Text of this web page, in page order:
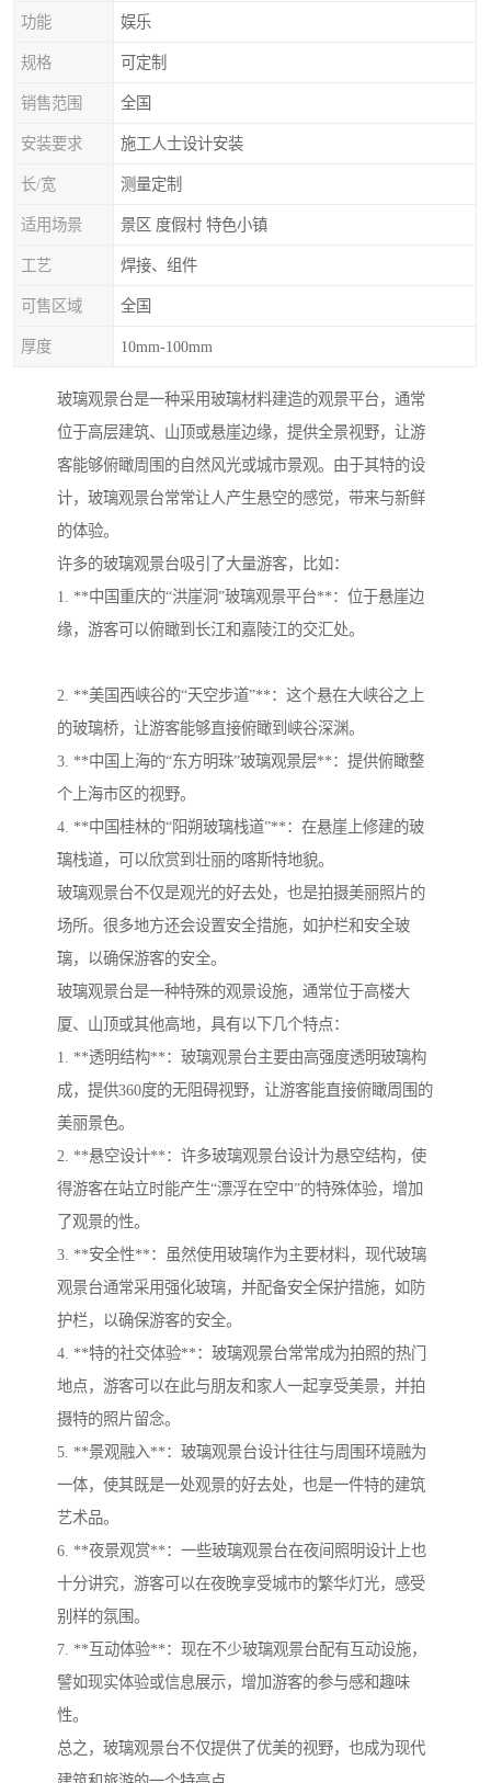
功能 娱乐
规格 可定制
销售范围 全国
安装要求 施工人士设计安装
长/宽 测量定制
适用场景 景区 度假村 特色小镇
工艺 焊接、组件
可售区域 全国
厚度 10mm-100mm
玻璃观景台是一种采用玻璃材料建造的观景平台，通常
位于高层建筑、山顶或悬崖边缘，提供全景视野，让游
客能够俯瞰周围的自然风光或城市景观。由于其特的设
计，玻璃观景台常常让人产生悬空的感觉，带来与新鲜
的体验。
许多的玻璃观景台吸引了大量游客，比如：
1. **中国重庆的“洪崖洞”玻璃观景平台**：位于悬崖边
缘，游客可以俯瞰到长江和嘉陵江的交汇处。
2. **美国西峡谷的“天空步道”**：这个悬在大峡谷之上
的玻璃桥，让游客能够直接俯瞰到峡谷深渊。
3. **中国上海的“东方明珠”玻璃观景层**：提供俯瞰整
个上海市区的视野。
4. **中国桂林的“阳朔玻璃栈道”**：在悬崖上修建的玻
璃栈道，可以欣赏到壮丽的喀斯特地貌。
玻璃观景台不仅是观光的好去处，也是拍摄美丽照片的
场所。很多地方还会设置安全措施，如护栏和安全玻
璃，以确保游客的安全。
玻璃观景台是一种特殊的观景设施，通常位于高楼大
厦、山顶或其他高地，具有以下几个特点：
1. **透明结构**：玻璃观景台主要由高强度透明玻璃构
成，提供360度的无阻碍视野，让游客能直接俯瞰周围的
美丽景色。
2. **悬空设计**：许多玻璃观景台设计为悬空结构，使
得游客在站立时能产生“漂浮在空中”的特殊体验，增加
了观景的性。
3. **安全性**：虽然使用玻璃作为主要材料，现代玻璃
观景台通常采用强化玻璃，并配备安全保护措施，如防
护栏，以确保游客的安全。
4. **特的社交体验**：玻璃观景台常常成为拍照的热门
地点，游客可以在此与朋友和家人一起享受美景，并拍
摄特的照片留念。
5. **景观融入**：玻璃观景台设计往往与周围环境融为
一体，使其既是一处观景的好去处，也是一件特的建筑
艺术品。
6. **夜景观赏**：一些玻璃观景台在夜间照明设计上也
十分讲究，游客可以在夜晚享受城市的繁华灯光，感受
别样的氛围。
7. **互动体验**：现在不少玻璃观景台配有互动设施，
譬如现实体验或信息展示，增加游客的参与感和趣味
性。
总之，玻璃观景台不仅提供了优美的视野，也成为现代